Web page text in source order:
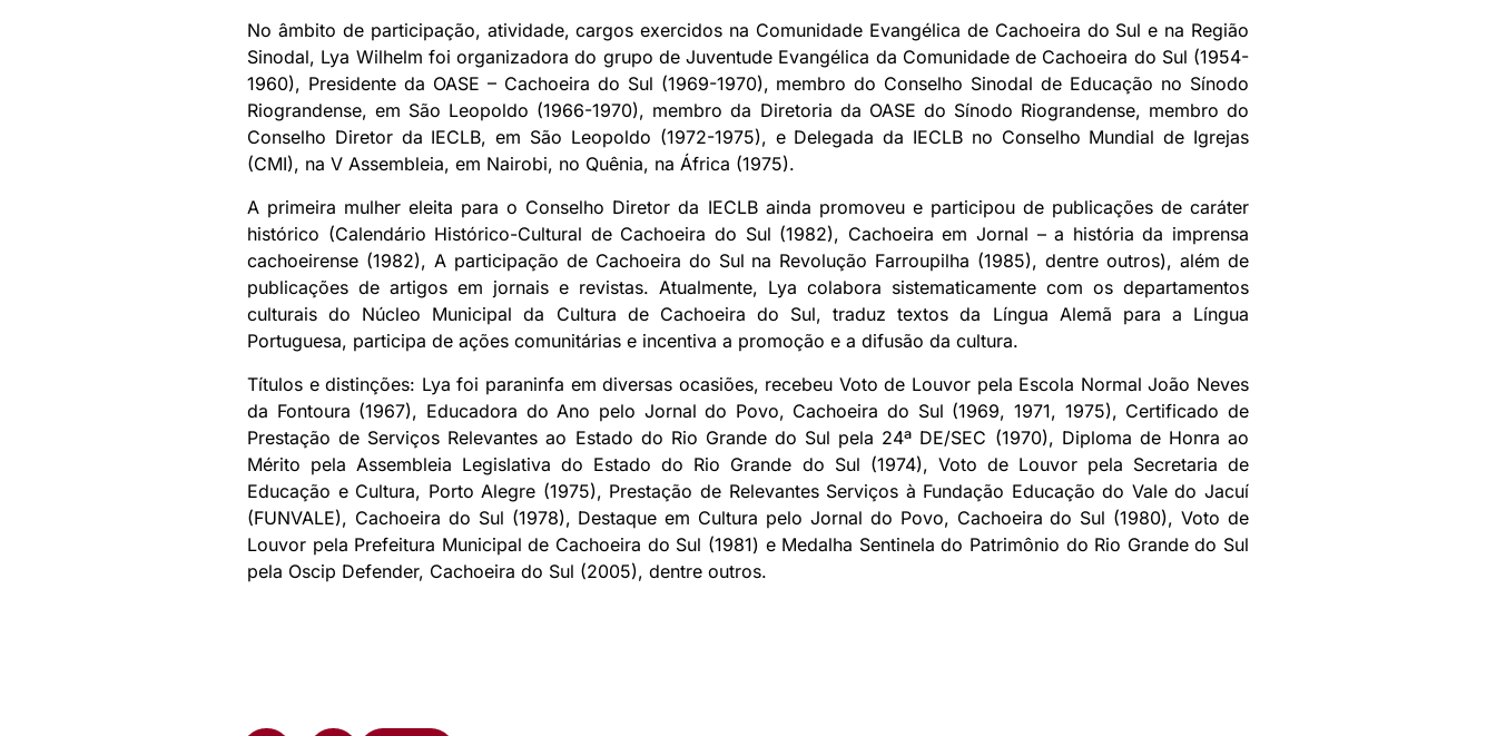
No âmbito de participação, atividade, cargos exercidos na Comunidade Evangélica de Cachoeira do Sul e na Região
Sinodal, Lya Wilhelm foi organizadora do grupo de Juventude Evangélica da Comunidade de Cachoeira do Sul (1954-
1960), Presidente da OASE – Cachoeira do Sul (1969-1970), membro do Conselho Sinodal de Educação no Sínodo
Riograndense, em São Leopoldo (1966-1970), membro da Diretoria da OASE do Sínodo Riograndense, membro do
Conselho Diretor da IECLB, em São Leopoldo (1972-1975), e Delegada da IECLB no Conselho Mundial de Igrejas
(CMI), na V Assembleia, em Nairobi, no Quênia, na África (1975).
A primeira mulher eleita para o Conselho Diretor da IECLB ainda promoveu e participou de publicações de caráter
histórico (Calendário Histórico-Cultural de Cachoeira do Sul (1982), Cachoeira em Jornal – a história da imprensa
cachoeirense (1982), A participação de Cachoeira do Sul na Revolução Farroupilha (1985), dentre outros), além de
publicações de artigos em jornais e revistas. Atualmente, Lya colabora sistematicamente com os departamentos
culturais do Núcleo Municipal da Cultura de Cachoeira do Sul, traduz textos da Língua Alemã para a Língua
Portuguesa, participa de ações comunitárias e incentiva a promoção e a difusão da cultura.
Títulos e distinções: Lya foi paraninfa em diversas ocasiões, recebeu Voto de Louvor pela Escola Normal João Neves
da Fontoura (1967), Educadora do Ano pelo Jornal do Povo, Cachoeira do Sul (1969, 1971, 1975), Certificado de
Prestação de Serviços Relevantes ao Estado do Rio Grande do Sul pela 24ª DE/SEC (1970), Diploma de Honra ao
Mérito pela Assembleia Legislativa do Estado do Rio Grande do Sul (1974), Voto de Louvor pela Secretaria de
Educação e Cultura, Porto Alegre (1975), Prestação de Relevantes Serviços à Fundação Educação do Vale do Jacuí
(FUNVALE), Cachoeira do Sul (1978), Destaque em Cultura pelo Jornal do Povo, Cachoeira do Sul (1980), Voto de
Louvor pela Prefeitura Municipal de Cachoeira do Sul (1981) e Medalha Sentinela do Patrimônio do Rio Grande do Sul
pela Oscip Defender, Cachoeira do Sul (2005), dentre outros.